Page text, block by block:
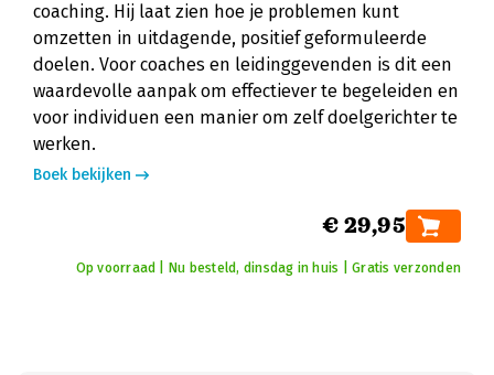
coaching. Hij laat zien hoe je problemen kunt
omzetten in uitdagende, positief geformuleerde
doelen. Voor coaches en leidinggevenden is dit een
waardevolle aanpak om effectiever te begeleiden en
voor individuen een manier om zelf doelgerichter te
werken.
Boek bekijken
€ 29,95
Op voorraad | Nu besteld, dinsdag in huis | Gratis verzonden